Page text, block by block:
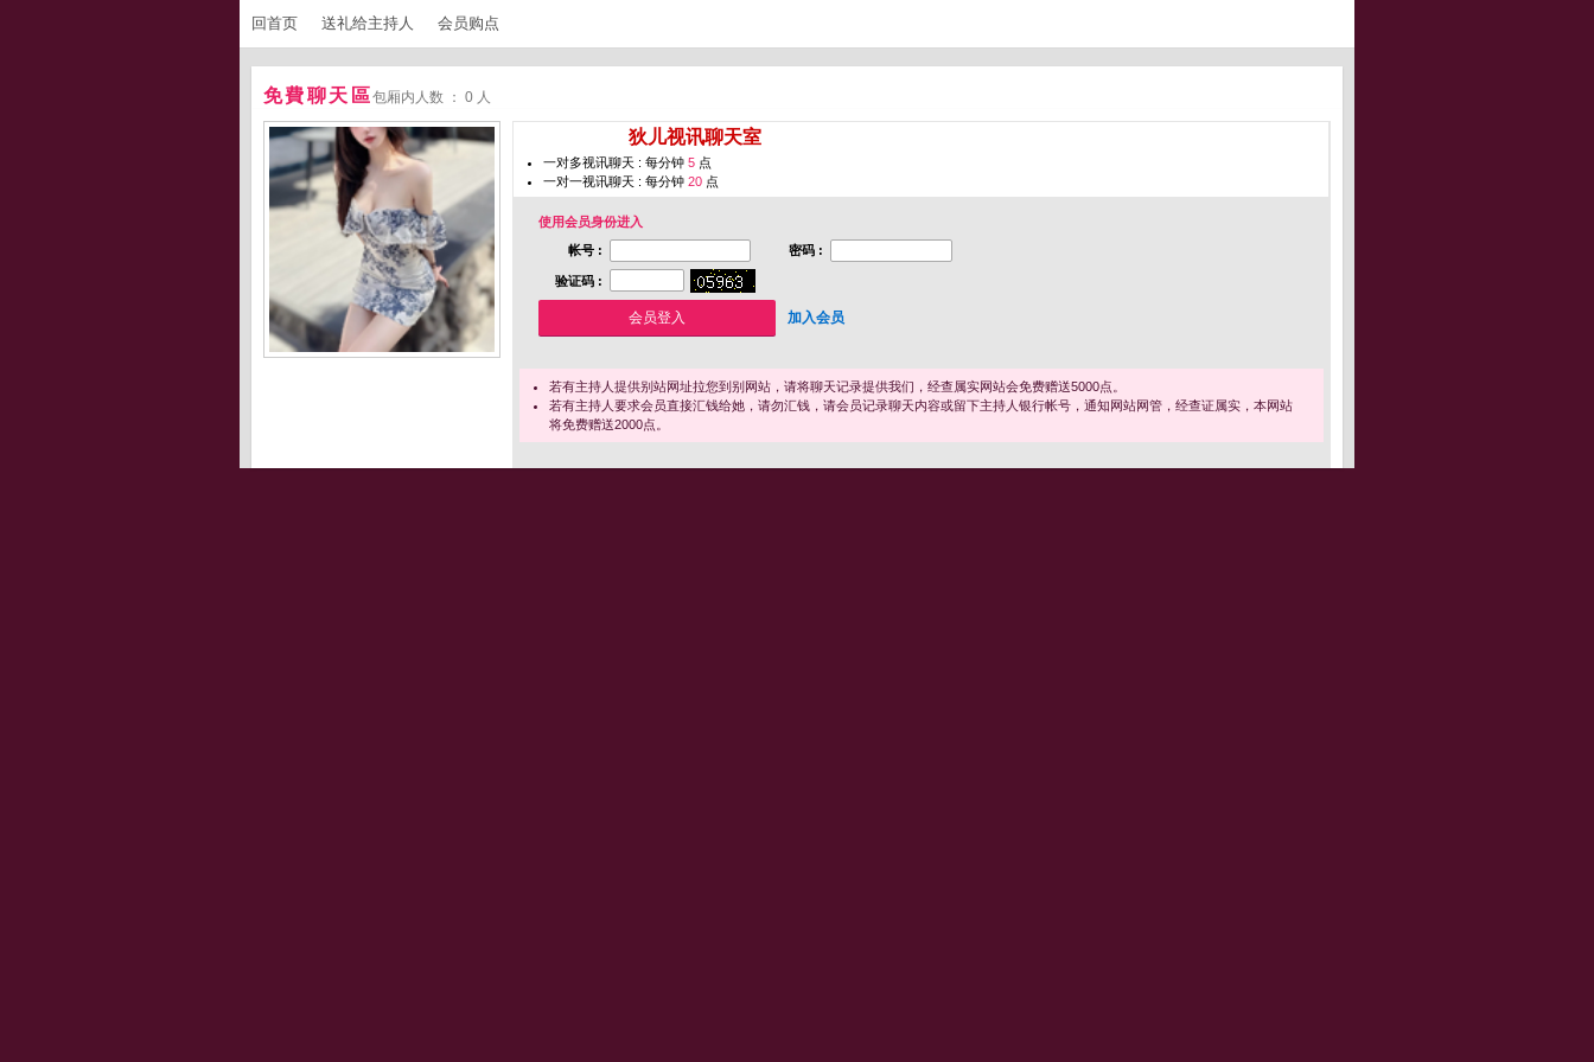
回首页 送礼给主持人 会员购点
免費聊天區包厢内人数 ： 0 人
狄儿视讯聊天室
一对多视讯聊天 : 每分钟 5 点
一对一视讯聊天 : 每分钟 20 点
使用会员身份进入
帐号 :
密码 :
验证码 :
加入会员
若有主持人提供别站网址拉您到别网站，请将聊天记录提供我们，经查属实网站会免费赠送5000点。
若有主持人要求会员直接汇钱给她，请勿汇钱，请会员记录聊天内容或留下主持人银行帐号，通知网站网管，经查证属实，本网站
将免费赠送2000点。